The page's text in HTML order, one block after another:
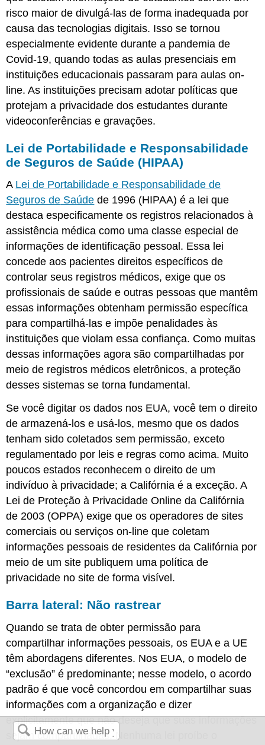
risco maior de divulgá-las de forma inadequada por
causa das tecnologias digitais. Isso se tornou
especialmente evidente durante a pandemia de
Covid-19, quando todas as aulas presenciais em
instituições educacionais passaram para aulas on-
line. As instituições precisam adotar políticas que
protejam a privacidade dos estudantes durante
videoconferências e gravações.
Lei de Portabilidade e Responsabilidade
de Seguros de Saúde (HIPAA)
A Lei de Portabilidade e Responsabilidade de
Seguros de Saúde de 1996 (HIPAA) é a lei que
destaca especificamente os registros relacionados à
assistência médica como uma classe especial de
informações de identificação pessoal. Essa lei
concede aos pacientes direitos específicos de
controlar seus registros médicos, exige que os
profissionais de saúde e outras pessoas que mantêm
essas informações obtenham permissão específica
para compartilhá-las e impõe penalidades às
instituições que violam essa confiança. Como muitas
dessas informações agora são compartilhadas por
meio de registros médicos eletrônicos, a proteção
desses sistemas se torna fundamental.
Se você digitar os dados nos EUA, você tem o direito
de armazená-los e usá-los, mesmo que os dados
tenham sido coletados sem permissão, exceto
regulamentado por leis e regras como acima. Muito
poucos estados reconhecem o direito de um
indivíduo à privacidade; a Califórnia é a exceção. A
Lei de Proteção à Privacidade Online da Califórnia
de 2003 (OPPA) exige que os operadores de sites
comerciais ou serviços on-line que coletam
informações pessoais de residentes da Califórnia por
meio de um site publiquem uma política de
privacidade no site de forma visível.
Barra lateral: Não rastrear
Quando se trata de obter permissão para
compartilhar informações pessoais, os EUA e a UE
têm abordagens diferentes. Nos EUA, o modelo de
“exclusão” é predominante; nesse modelo, o acordo
padrão é que você concordou em compartilhar suas
informações com a organização e dizer
explicitamente que não deseja que suas informações
sejam compartilhadas. Nenhuma lei proíbe o